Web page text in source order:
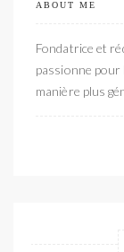
ABOUT ME
Fondatrice et
passionne
manière plus